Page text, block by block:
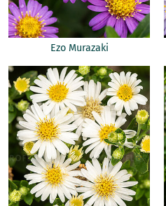
Ezo Murazaki